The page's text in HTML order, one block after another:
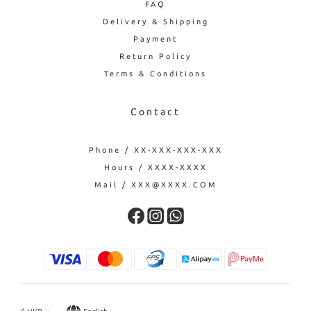
FAQ
Delivery & Shipping
Payment
Return Policy
Terms & Conditions
Contact
Phone / XX-XXX-XXX-XXX
Hours / XXXX-XXXX
Mail / XXX@XXXX.COM